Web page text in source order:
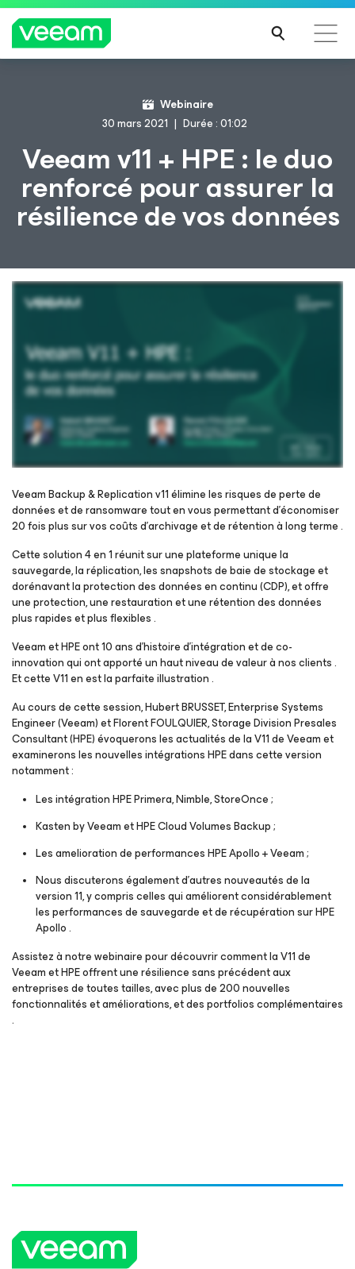
Recommandations de Veeam pour les clients
impactés par la mise à jour de CrowdStrike
LA
SUIT
Webinaire
30 mars 2021
Durée : 01:02
Veeam v11 + HPE : le duo
renforcé pour assurer la
résilience de vos données
Inscrivez-vous pour regarder le webinaire
Veeam Backup & Replication v11 élimine les risques de perte de
données et de ransomware tout en vous permettant d’économiser
20 fois plus sur vos coûts d’archivage et de rétention à long terme .
Cette solution 4 en 1 réunit sur une plateforme unique la
sauvegarde, la réplication, les snapshots de baie de stockage et
dorénavant la protection des données en continu (CDP), et offre
une protection, une restauration et une rétention des données
plus rapides et plus flexibles .
Veeam et HPE ont 10 ans d’histoire d’intégration et de co-
innovation qui ont apporté un haut niveau de valeur à nos clients .
Et cette V11 en est la parfaite illustration .
Au cours de cette session, Hubert BRUSSET, Enterprise Systems
Engineer (Veeam) et Florent FOULQUIER, Storage Division Presales
Consultant (HPE) évoquerons les actualités de la V11 de Veeam et
examinerons les nouvelles intégrations HPE dans cette version
notamment :
Les intégration HPE Primera, Nimble, StoreOnce ;
Kasten by Veeam et HPE Cloud Volumes Backup ;
Les amelioration de performances HPE Apollo + Veeam ;
Nous discuterons également d’autres nouveautés de la
version 11, y compris celles qui améliorent considérablement
les performances de sauvegarde et de récupération sur HPE
Apollo .
Assistez à notre webinaire pour découvrir comment la V11 de
Veeam et HPE offrent une résilience sans précédent aux
entreprises de toutes tailles, avec plus de 200 nouvelles
fonctionnalités et améliorations, et des portfolios complémentaires
.